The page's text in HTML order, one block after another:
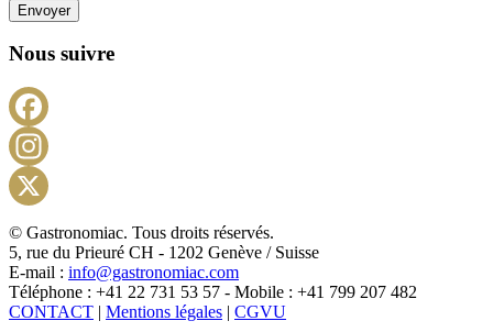
Envoyer
Nous suivre
X
© Gastronomiac. Tous droits réservés.
5, rue du Prieuré CH - 1202 Genève / Suisse
E-mail : info@gastronomiac.com
Téléphone : +41 22 731 53 57 - Mobile : +41 799 207 482
CONTACT | Mentions légales | CGVU